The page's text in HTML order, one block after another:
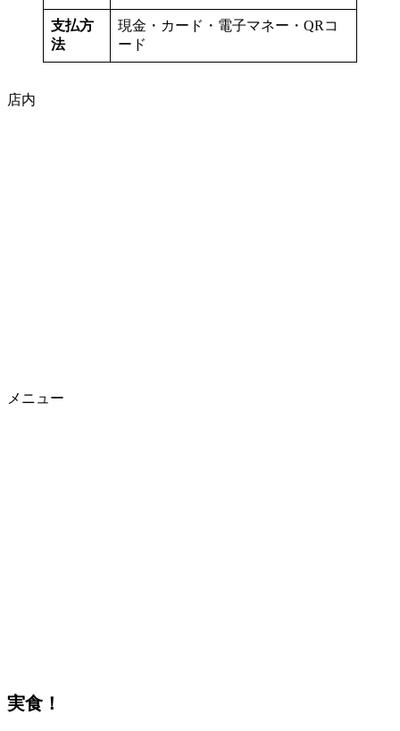
支払方
法
現金・カード・電子マネー・QRコ
ード
店内
メニュー
実食！